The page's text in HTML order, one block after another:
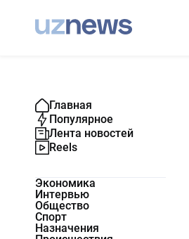
Главная
Популярное
Лента новостей
Reels
Экономика
Интервью
Общество
Спорт
Назначения